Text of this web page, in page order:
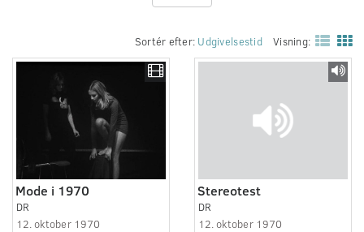
Sortér efter: Udgivelsestid Visning:
Mode i 1970
DR
12. oktober 1970
Stereotest
DR
12. oktober 1970